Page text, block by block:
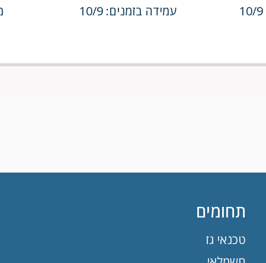
עמידה בזמנים: 10/9
תחומים
טכנאי גז